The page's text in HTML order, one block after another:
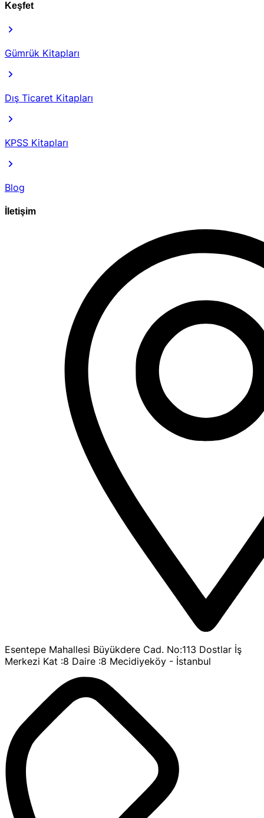
Keşfet
Gümrük Kitapları
Dış Ticaret Kitapları
KPSS Kitapları
Blog
İletişim
Esentepe Mahallesi Büyükdere Cad. No:113 Dostlar İş
Merkezi Kat :8 Daire :8 Mecidiyeköy - İstanbul